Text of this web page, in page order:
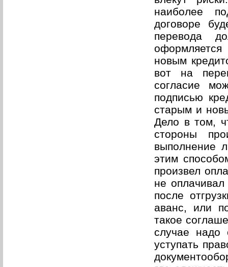
наиболее
договоре
перевода
новым
вот на
согласие
подписью
старым и
Дело в том,
стороны
выполнение
этим
произвел
не
после
аванс, или
такое
случае надо
уступать